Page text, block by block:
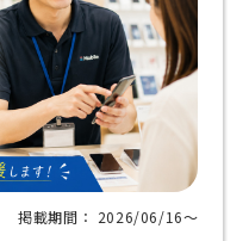
掲載期間： 2026/06/16〜